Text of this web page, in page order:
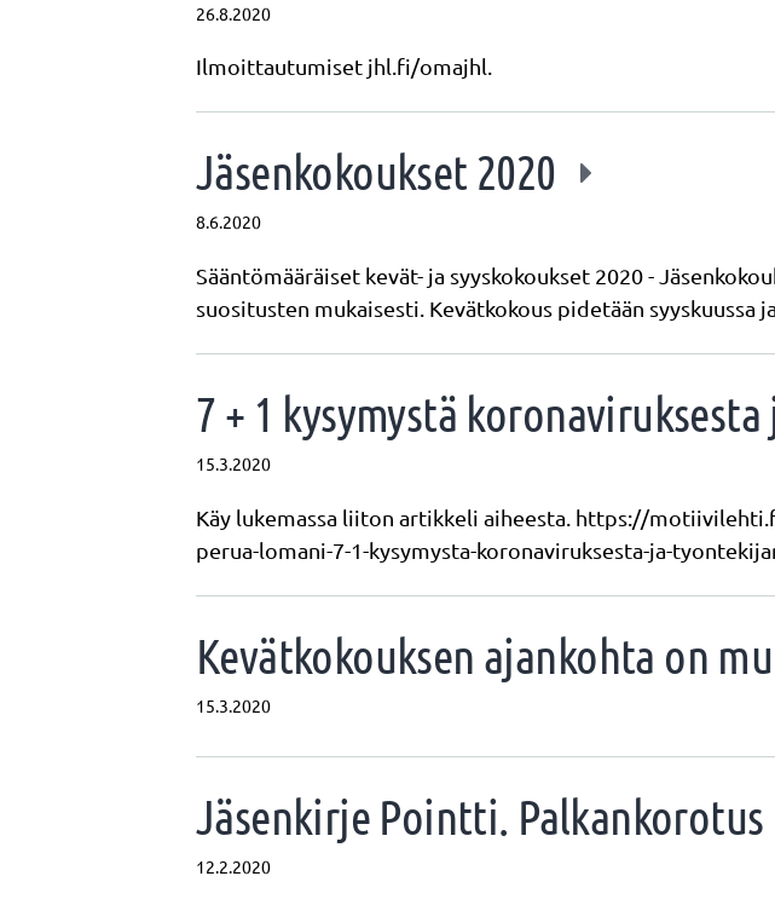
26.8.2020
Ilmoittautumiset jhl.fi/omajhl.
Jäsenkokoukset 2020
8.6.2020
Sääntömääräiset kevät- ja syyskokoukset 2020 -
suositusten mukaisesti. Kevätkokous pidetään syyskuussa
7 + 1 kysymystä
15.3.2020
Käy lukemassa liiton artikkeli aiheesta. https://
perua-lomani-7-1-kysymysta-koronaviruksesta-ja-
Kevätkokouksen ajankohta on
15.3.2020
Jäsenkirje Pointti.
12.2.2020